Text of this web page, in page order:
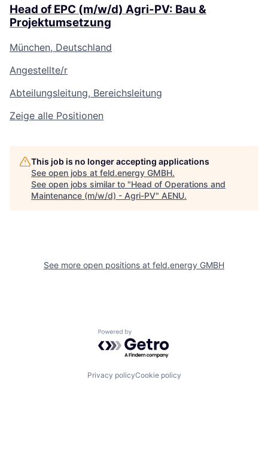
Head of EPC (m/w/d) Agri-PV: Bau &
Projektumsetzung
München, Deutschland
Angestellte/r
Abteilungsleitung, Bereichsleitung
Zeige alle Positionen
This job is no longer accepting applications
See open jobs at feld.energy GMBH.
See open jobs similar to "Head of Operations and
Maintenance (m/w/d) - Agri-PV" AENU.
See more open positions at feld.energy GMBH
Powered by Getro.com
Privacy policyCookie policy